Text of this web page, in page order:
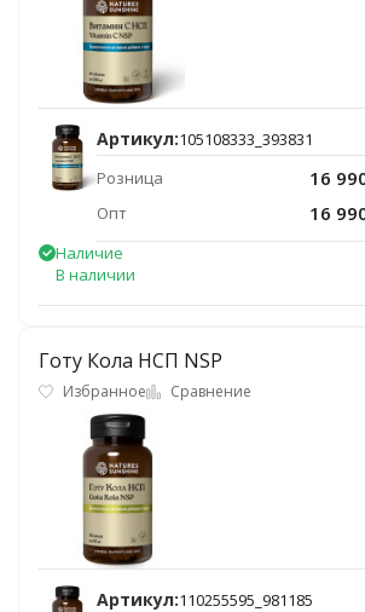
Артикул:105108333_393831
Розница
16
Опт 16
Наличие
В наличии
Готу Кола НСП NSP
Избранное Сравнение
Артикул:110255595_981185